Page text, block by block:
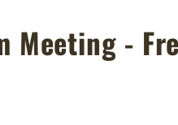
Meeting -